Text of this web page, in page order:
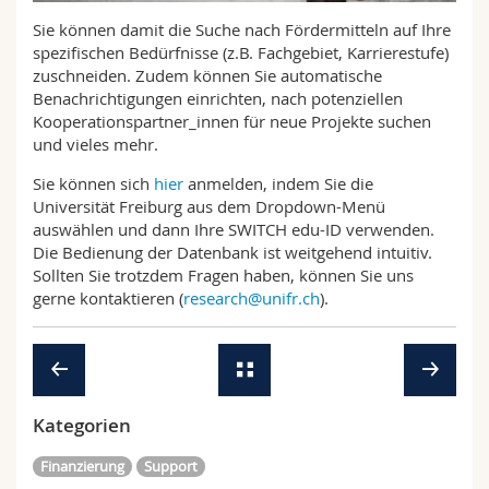
Interfakultär
Doktorierende
Vorlesungsverzeichnis
MyUnifr
Sie können damit die Suche nach Fördermitteln auf Ihre
spezifischen Bedürfnisse (z.B. Fachgebiet, Karrierestufe)
zuschneiden. Zudem können Sie automatische
Benachrichtigungen einrichten, nach potenziellen
Kooperationspartner_innen für neue Projekte suchen
und vieles mehr.
Sie können sich hier anmelden, indem Sie die
Universität Freiburg aus dem Dropdown-Menü
auswählen und dann Ihre SWITCH edu-ID verwenden.
Die Bedienung der Datenbank ist weitgehend intuitiv.
Sollten Sie trotzdem Fragen haben, können Sie uns
gerne kontaktieren (research@unifr.ch).
Kategorien
Finanzierung Support